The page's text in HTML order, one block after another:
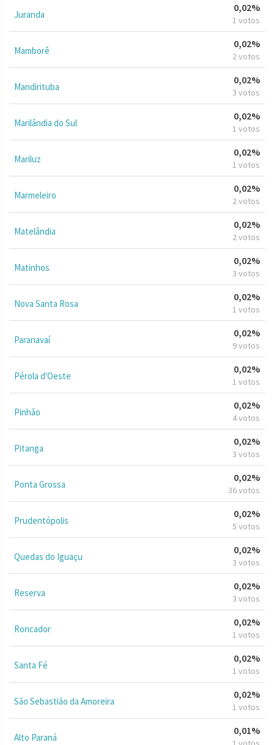
Juranda
0,02%
1 votos
Mamborê
0,02%
2 votos
Mandirituba
0,02%
3 votos
Marilândia do Sul
0,02%
1 votos
Mariluz
0,02%
1 votos
Marmeleiro
0,02%
2 votos
Matelândia
0,02%
2 votos
Matinhos
0,02%
3 votos
Nova Santa Rosa
0,02%
1 votos
Paranavaí
0,02%
9 votos
Pérola d'Oeste
0,02%
1 votos
Pinhão
0,02%
4 votos
Pitanga
0,02%
3 votos
Ponta Grossa
0,02%
36 votos
Prudentópolis
0,02%
5 votos
Quedas do Iguaçu
0,02%
3 votos
Reserva
0,02%
3 votos
Roncador
0,02%
1 votos
Santa Fé
0,02%
1 votos
São Sebastião da Amoreira
0,02%
1 votos
Alto Paraná
0,01%